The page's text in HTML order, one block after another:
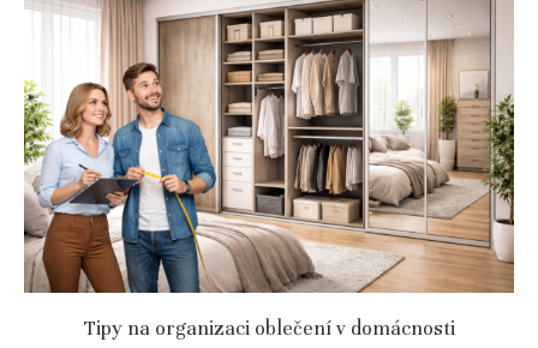
Tipy na organizaci oblečení v domácnosti